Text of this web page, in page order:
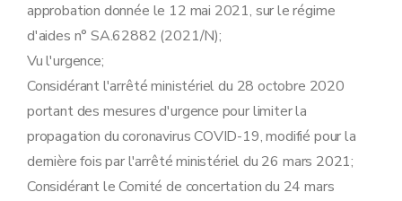
approbation donnée le 12 mai 2021, sur le régime
d'aides n° SA.62882 (2021/N);
Vu l'urgence;
Considérant l'arrêté ministériel du 28 octobre 2020
portant des mesures d'urgence pour limiter la
propagation du coronavirus COVID-19, modifié pour la
dernière fois par l'arrêté ministériel du 26 mars 2021;
Considérant le Comité de concertation du 24 mars